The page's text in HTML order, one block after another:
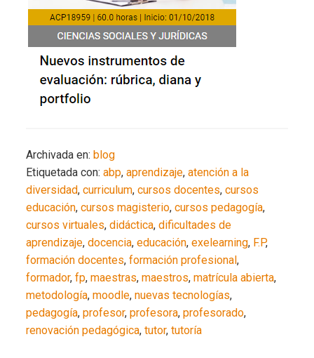
Archivada en: blog
Etiquetada con:abp,aprendizaje,atención a la
diversidad,curriculum,cursos docentes,cursos
educación,cursos magisterio,cursos pedagogía,
cursos virtuales,didáctica,dificultades de
aprendizaje,docencia,educación,exelearning, F.P,
formación docentes,formación profesional,
formador,fp,maestras,maestros,matrícula abierta,
metodología,moodle,nuevas tecnologías,
pedagogía,profesor,profesora,profesorado,
renovación pedagógica,tutor,tutoría